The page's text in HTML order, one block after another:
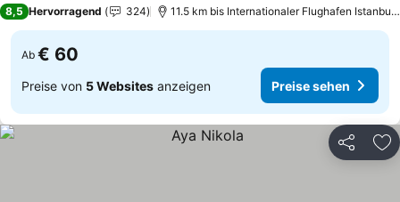
8,5 Hervorragend 324 11.5 km bis Internationaler Flughafen
Ab € 60
Preise von 5 Websites anzeigen Preise sehen
Teilen